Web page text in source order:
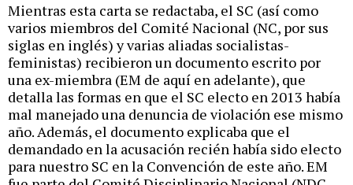
Mientras esta carta se redactaba, el SC (así como
varios miembros del Comité Nacional (NC, por sus
siglas en inglés) y varias aliadas socialistas-
feministas) recibieron un documento escrito por
una ex-miembra (EM de aquí en adelante), que
detalla las formas en que el SC electo en 2013 había
mal manejado una denuncia de violación ese mismo
año. Además, el documento explicaba que el
demandado en la acusación recién había sido electo
para nuestro SC en la Convención de este año. EM